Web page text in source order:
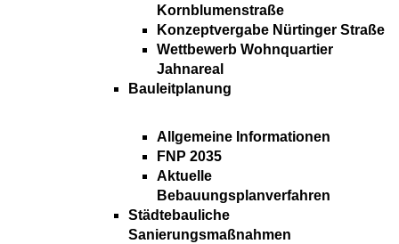
Kornblumenstraße
Konzeptvergabe Nürtinger Straße
Wettbewerb Wohnquartier
Jahnareal
Bauleitplanung
Allgemeine Informationen
FNP 2035
Aktuelle
Bebauungsplanverfahren
Städtebauliche
Sanierungsmaßnahmen